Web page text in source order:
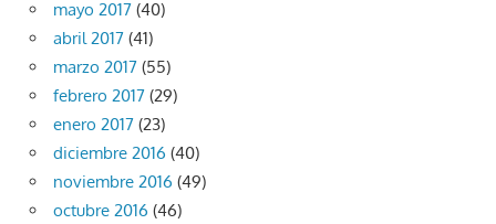
mayo 2017 (40)
abril 2017 (41)
marzo 2017 (55)
febrero 2017 (29)
enero 2017 (23)
diciembre 2016 (40)
noviembre 2016 (49)
octubre 2016 (46)